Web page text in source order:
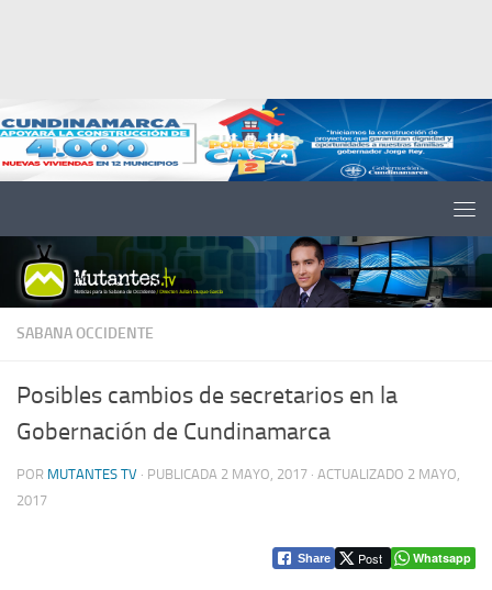
SABANA OCCIDENTE
Posibles cambios de secretarios en la
Gobernación de Cundinamarca
POR MUTANTES TV · PUBLICADA 2 MAYO, 2017 · ACTUALIZADO 2 MAYO,
2017
Share Post Whatsapp